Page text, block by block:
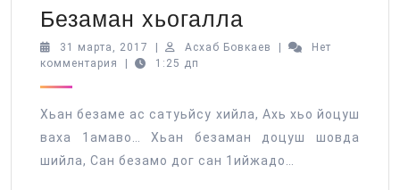
Безаман хьогалла
хьогалла
31 марта, 2017 31
марта,
Асхаб Бовкаев Асхаб
Нет
комментария
1:25 дп
Хьан безаме ас сатуьйсу хийла, Ахь хьо йоцуш
ваха 1амаво… Хьан безаман доцуш шовда
шийла, Сан безамо дог сан 1ийжадо…